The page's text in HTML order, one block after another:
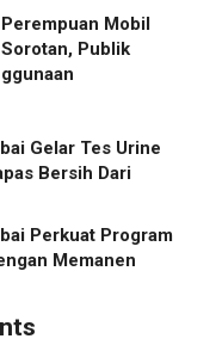
Mobil
Publik
Gelar Tes Urine
Bersih Dari
Perkuat Program
Memanen